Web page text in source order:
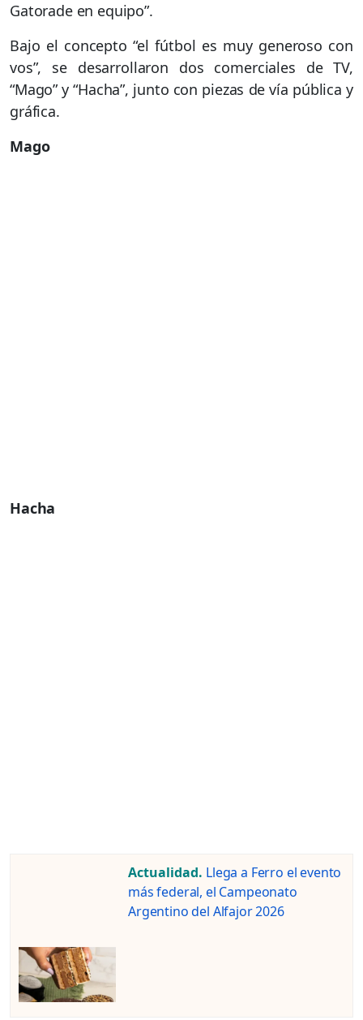
Gatorade en equipo”.
Bajo el concepto “el fútbol es muy generoso con
vos”, se desarrollaron dos comerciales de TV,
“Mago” y “Hacha”, junto con piezas de vía pública y
gráfica.
Mago
Hacha
Actualidad. Llega a Ferro el evento
más federal, el Campeonato
Argentino del Alfajor 2026